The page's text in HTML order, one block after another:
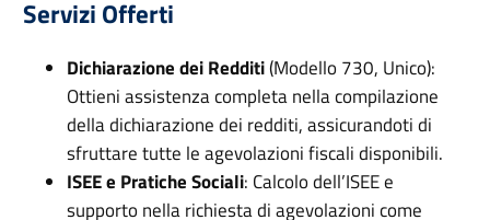
Servizi Offerti
Dichiarazione dei Redditi(Modello 730, Unico):
Ottieni assistenza completa nella compilazione
della dichiarazione dei redditi, assicurandoti di
sfruttare tutte le agevolazioni fiscali disponibili.
ISEE e Pratiche Sociali: Calcolo dell’ISEE e
supporto nella richiesta di agevolazioni come